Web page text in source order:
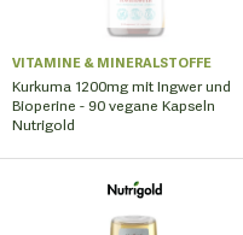
VITAMINE & MINERALSTOFFE
Kurkuma 1200mg mit Ingwer und
Bioperine - 90 vegane Kapseln
Nutrigold